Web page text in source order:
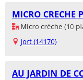
MICRO CRECHE
Micro crèche (10
Jort (14170)
AU JARDIN DE